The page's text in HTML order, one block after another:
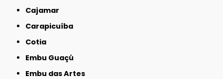
Cajamar
Carapicuíba
Cotia
Embu Guaçú
Embu das Artes